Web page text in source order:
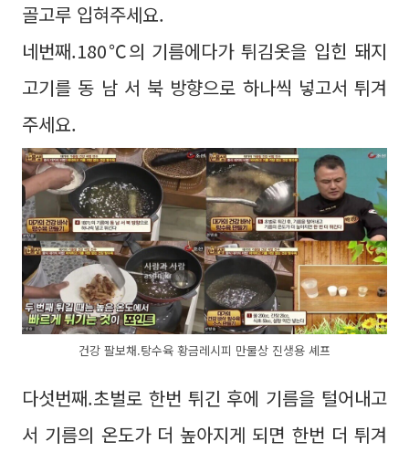
골고루 입혀주세요.
네번째.180℃의 기름에다가 튀김옷을 입힌 돼지
고기를 동 남 서 북 방향으로 하나씩 넣고서 튀겨
주세요.
건강 팔보채.탕수육 황금레시피 만물상 진생용 셰프
다섯번째.초벌로 한번 튀긴 후에 기름을 털어내고
서 기름의 온도가 더 높아지게 되면 한번 더 튀겨